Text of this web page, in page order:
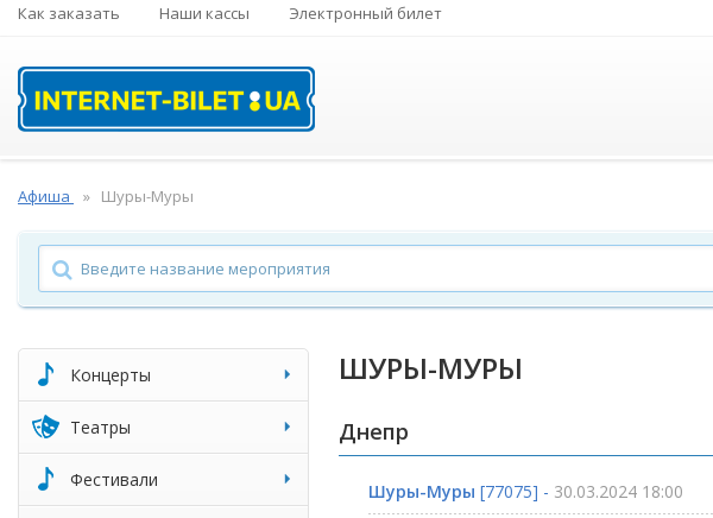
Как заказать Наши кассы Электронный билет
Афиша Шуры-Муры
Концерты
Театры
Фестивали
ШУРЫ-МУРЫ
Днепр
Шуры-Муры [77075] - 30.03.2024 18:00